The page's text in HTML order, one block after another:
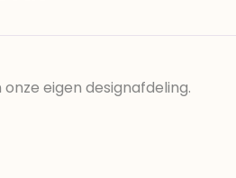
eigen designafdeling.